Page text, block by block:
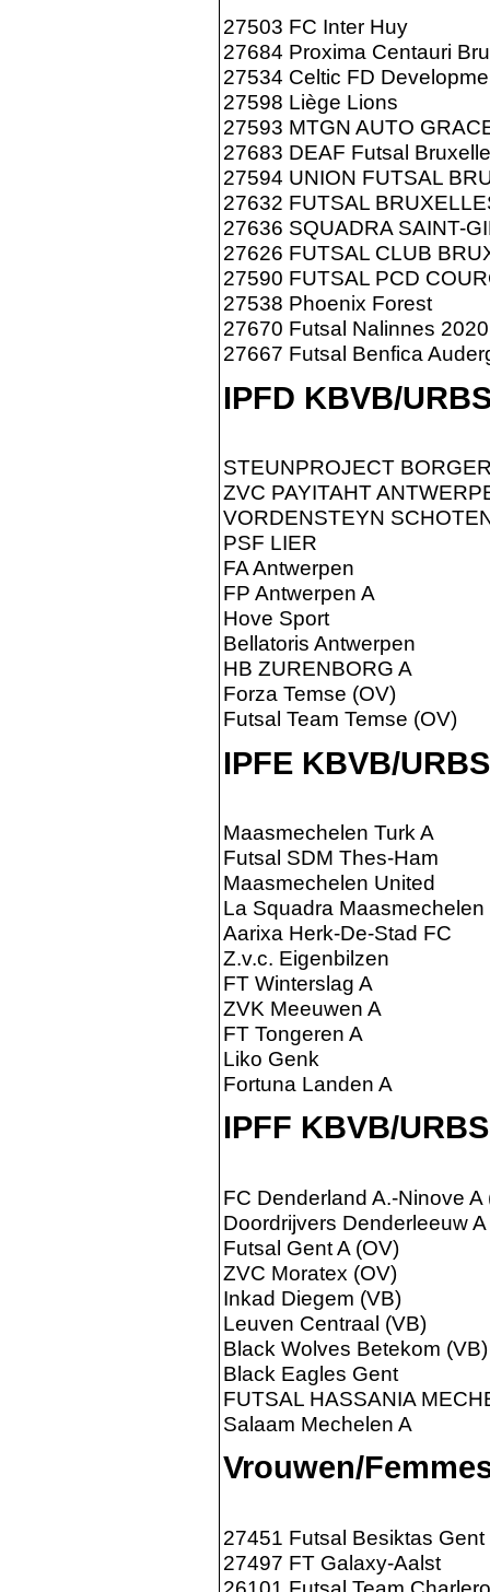
27503 FC Inter Huy
27684 Proxima Centauri
27534 Celtic FD
27598 Liège Lions
27593 MTGN AUTO
27683 DEAF Futsal
27594 UNION FUTSAL
27632 FUTSAL
27636 SQUADRA SAINT-
27626 FUTSAL CLUB
27590 FUTSAL PCD
27538 Phoenix Forest
27670 Futsal Nalinnes 2020
27667 Futsal Benfica
IPFD KBVB/
STEUNPROJECT
ZVC PAYITAHT
VORDENSTEYN
PSF LIER
FA Antwerpen
FP Antwerpen A
Hove Sport
Bellatoris Antwerpen
HB ZURENBORG A
Forza Temse (OV)
Futsal Team Temse (OV)
IPFE KBVB/
Maasmechelen Turk A
Futsal SDM Thes-Ham
Maasmechelen United
La Squadra Maasmechelen
Aarixa Herk-De-Stad FC
Z.v.c. Eigenbilzen
FT Winterslag A
ZVK Meeuwen A
FT Tongeren A
Liko Genk
Fortuna Landen A
IPFF KBVB/
FC Denderland A.-Ninove A
Doordrijvers Denderleeuw A
Futsal Gent A (OV)
ZVC Moratex (OV)
Inkad Diegem (VB)
Leuven Centraal (VB)
Black Wolves Betekom (VB)
Black Eagles Gent
FUTSAL HASSANIA
Salaam Mechelen A
Vrouwen/
27451 Futsal Besiktas Gent
27497 FT Galaxy-Aalst